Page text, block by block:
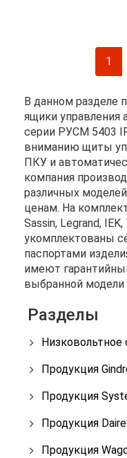
1
В данном разделе
ящики управления
серии РУСМ 5403
вниманию щиты
ПКУ и
компания
различных
ценам. На
Sassin, Legrand,
укомплектованы
паспортами
имеют
выбранной модели
Разделы
Низковольтное
Продукция
Продукция
Продукция Daire
Продукция